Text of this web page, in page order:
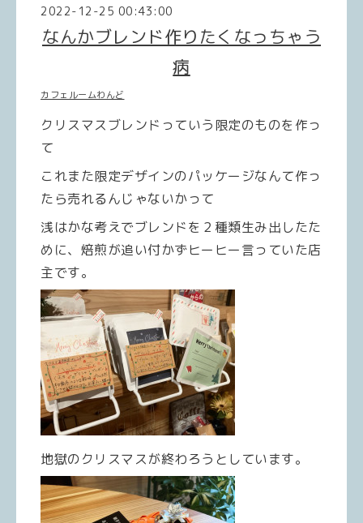
2022-12-25 00:43:00
なんかブレンド作りたくなっちゃう
病
カフェルームわんど
クリスマスブレンドっていう限定のものを作っ
て
これまた限定デザインのパッケージなんて作っ
たら売れるんじゃないかって
浅はかな考えでブレンドを２種類生み出したた
めに、焙煎が追い付かずヒーヒー言っていた店
主です。
地獄のクリスマスが終わろうとしています。